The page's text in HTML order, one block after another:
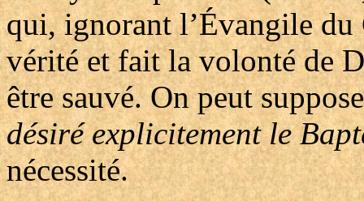
qui, ignorant l’Évangile du
vérité et fait la volonté de
être sauvé. On peut
désiré explicitement le
nécessité.